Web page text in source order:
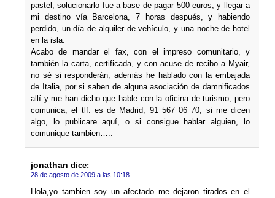
pastel, solucionarlo fue a base de pagar 500 euros, y llegar a
mi destino ví­a Barcelona, 7 horas después, y habiendo
perdido, un dí­a de alquiler de vehí­culo, y una noche de hotel
en la isla.
Acabo de mandar el fax, con el impreso comunitario, y
también la carta, certificada, y con acuse de recibo a Myair,
no sé si responderán, además he hablado con la embajada
de Italia, por si saben de alguna asociación de damnificados
allí­ y me han dicho que hable con la oficina de turismo, pero
comunica, el tlf. es de Madrid, 91 567 06 70, si me dicen
algo, lo publicare aquí­, o si consigue hablar alguien, lo
comunique tambien…..
jonathan dice:
28 de agosto de 2009 a las 10:18
Hola,yo tambien soy un afectado me dejaron tirados en el